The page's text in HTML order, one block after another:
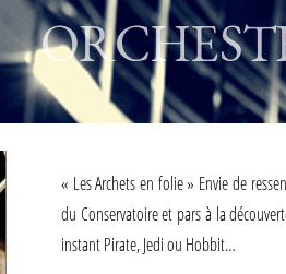
« Les Archets en folie » Envie de
du Conservatoire et pars à la
instant Pirate, Jedi ou Hobbit…